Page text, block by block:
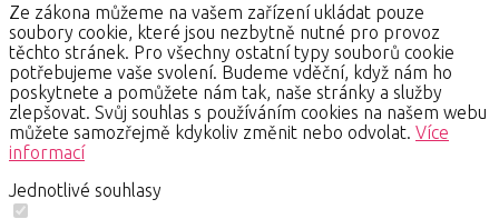
Ze zákona můžeme na vašem zařízení ukládat pouze
soubory cookie, které jsou nezbytně nutné pro provoz
těchto stránek. Pro všechny ostatní typy souborů cookie
potřebujeme vaše svolení. Budeme vděční, když nám ho
poskytnete a pomůžete nám tak, naše stránky a služby
zlepšovat. Svůj souhlas s používáním cookies na našem webu
můžete samozřejmě kdykoliv změnit nebo odvolat. Více
informací
Jednotlivé souhlasy